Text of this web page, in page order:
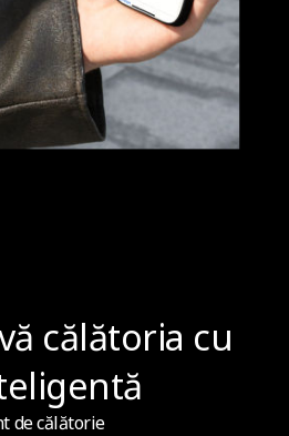
călătoria cu
de călătorie